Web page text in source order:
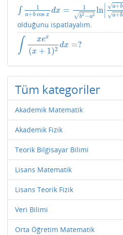
∫ 1
a+b cos x
dx = 1
b2 −a2
√
ln∣
a+b
√
a+b
√
∫1 a+bcosxdx= 1b 2−a2ln|a+b+b−a
olduğunu ispatlayalım.
∫ xex
(x + 1)2 dx =?
x x(x+1)2dx=?
Tüm kategoriler
Akademik Matematik
Akademik Fizik
Teorik Bilgisayar Bilimi
Lisans Matematik
Lisans Teorik Fizik
Veri Bilimi
Orta Öğretim Matematik